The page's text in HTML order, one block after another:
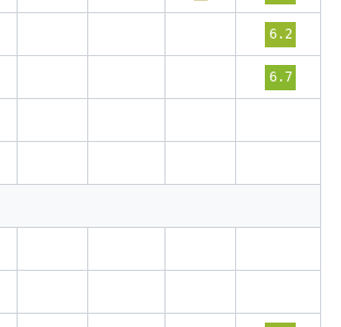
6.2
6.7